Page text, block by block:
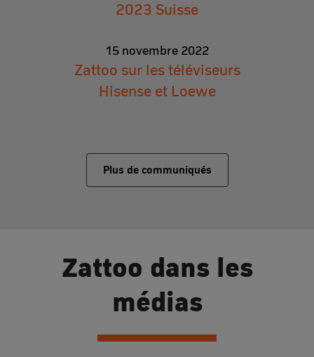
2023 Suisse
15 novembre 2022
Zattoo sur les téléviseurs
Hisense et Loewe
Plus de communiqués
Zattoo dans les
médias